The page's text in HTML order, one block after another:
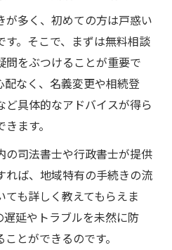
多く、初めての方は戸惑い
。そこで、まずは無料相談
問をぶつけることが重要で
なく、名義変更や相続登
具体的なアドバイスが得ら
ます。
司法書士や行政書士が提供
れば、地域特有の手続きの流
も詳しく教えてもらえま
延やトラブルを未然に防
とができるのです。